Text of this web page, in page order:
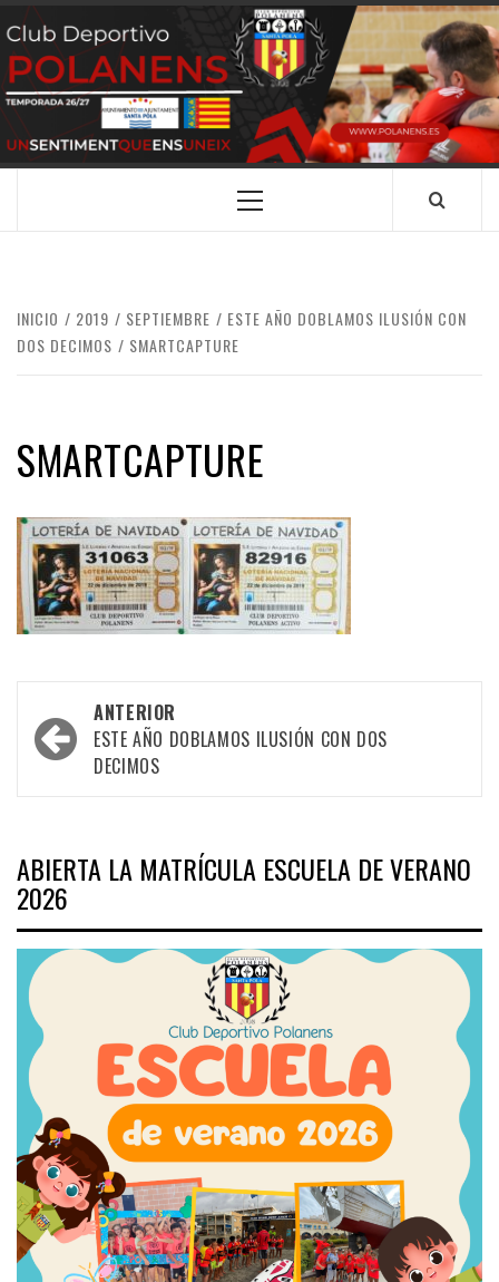
Saltar
al
contenido
CLUB
DEPORTIVO
POLANENS
SANTA POLA
Menú
INICIO 2019 SEPTIEMBRE
ESTE AÑO DOBLAMOS ILUSIÓN CON
DOS DECIMOS
SMARTCAPTURE
SMARTCAPTURE
Navegación
por
ANTERIOR
ESTE AÑO DOBLAMOS ILUSIÓN CON DOS
DECIMOS
ABIERTA LA MATRÍCULA ESCUELA DE VERANO
2026